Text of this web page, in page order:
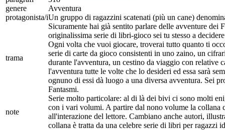
genere
Avventura
protagonista/iUn gruppo di ragazzini scatenati (più un cane)
trama
Sicuramente hai già sentito parlare delle avventure
originalissima serie di libri-gioco sei tu stesso a
Ogni volta che vuoi giocare, troverai tutto quanto ti
serie di carte da gioco consistenti in uno zaino, un
durante l'avventura, un cestino da viaggio con relative
l'avventura tutte le volte che lo desideri ed essa sarà
ognuno di essi dà luogo a una diversa avventura. Sei
Fantasmi.
note
Serie molto particolare: al di là dei bivi ci sono molti
con i vari volumi. A partire dal nono volume la collana
all'interazione del lettore. Cambiano anche autori,
collana è tratta da una celebre serie di libri per ragazzi